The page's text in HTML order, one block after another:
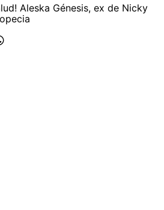
Aleska Génesis, ex de Nicky